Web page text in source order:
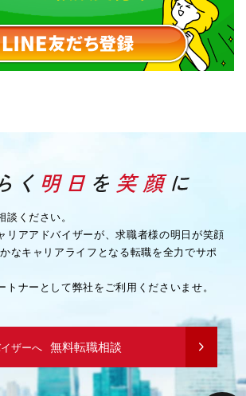
談ください。
リアアドバイザーが、求職者様の明日が笑顔
なキャリアライフとなる転職を全力でサポ
トナーとして弊社をご利用くださいませ。
ザーへ 無料転職相談